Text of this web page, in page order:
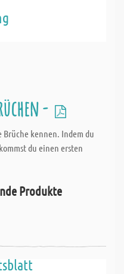
-
kennen. Indem du
du einen ersten
Produkte